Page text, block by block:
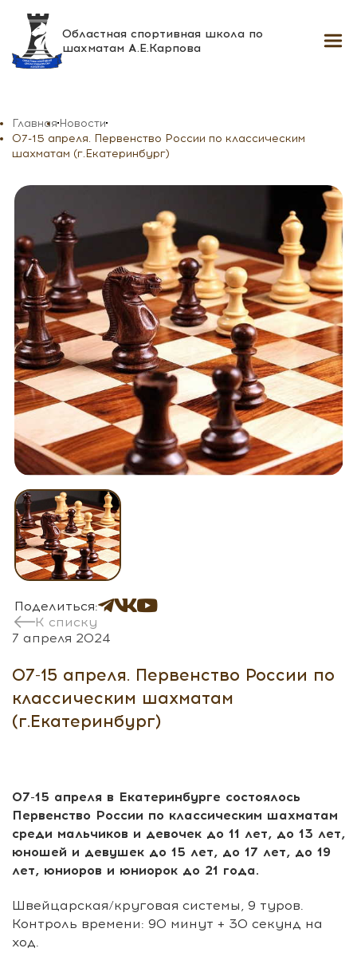
Областная спортивная школа по
шахматам А.Е.Карпова
Главная Новости
07-15 апреля. Первенство России по классическим
шахматам (г.Екатеринбург)
К списку
Поделиться:
7 апреля 2024
07-15 апреля. Первенство России по
классическим шахматам
(г.Екатеринбург)
07-15 апреля в Екатеринбурге состоялось
Первенство России по классическим шахматам
среди мальчиков и девочек до 11 лет, до 13 лет,
юношей и девушек до 15 лет, до 17 лет, до 19
лет, юниоров и юниорок до 21 года.
Швейцарская/круговая системы, 9 туров.
Контроль времени: 90 минут + 30 секунд на
ход.